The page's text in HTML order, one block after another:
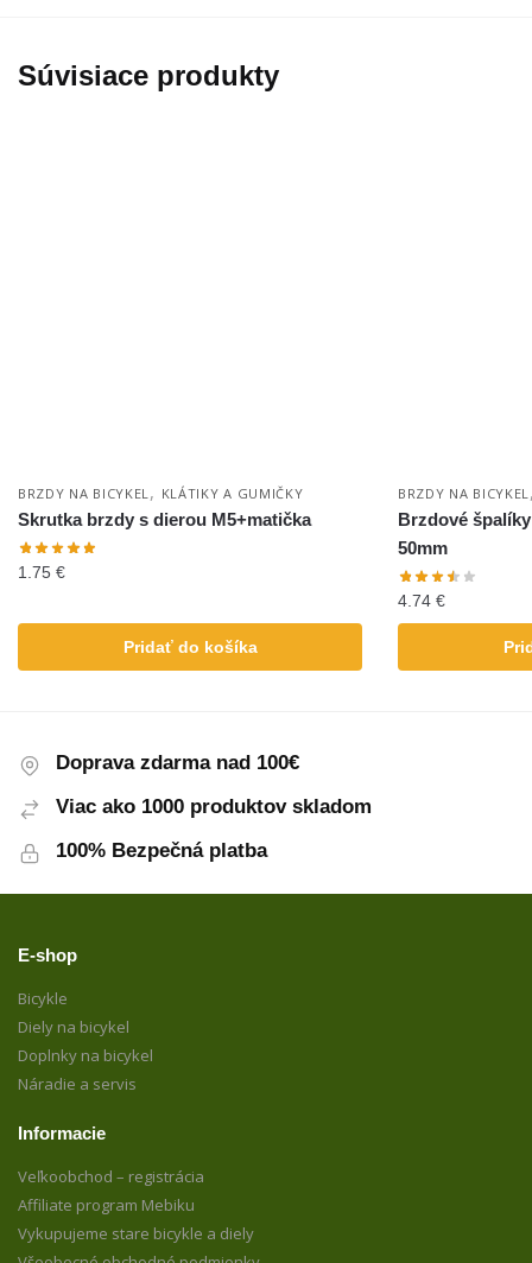
Súvisiace produkty
BRZDY NA BICYKEL, KLÁTIKY A GUMIČKY
Skrutka brzdy s dierou M5+matička
1.75 €
Pridať do košíka
BRZDY NA BICYKEL
Brzdové
50mm
4.74 €
Doprava zdarma nad 100€
Viac ako 1000 produktov skladom
100% Bezpečná platba
E-shop
Bicykle
Diely na bicykel
Doplnky na bicykel
Náradie a servis
Informacie
Veľkoobchod – registrácia
Affiliate program Mebiku
Vykupujeme stare bicykle a diely